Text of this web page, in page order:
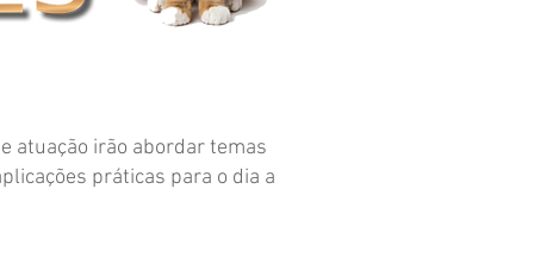
atuação irão abordar temas
práticas para o dia a